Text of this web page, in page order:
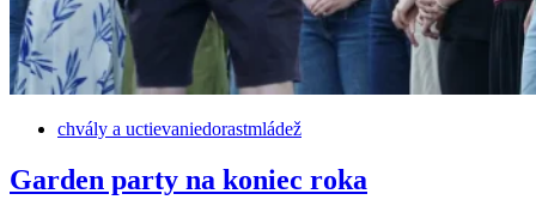
chvály a uctievaniedorastmládež
Garden party na koniec roka